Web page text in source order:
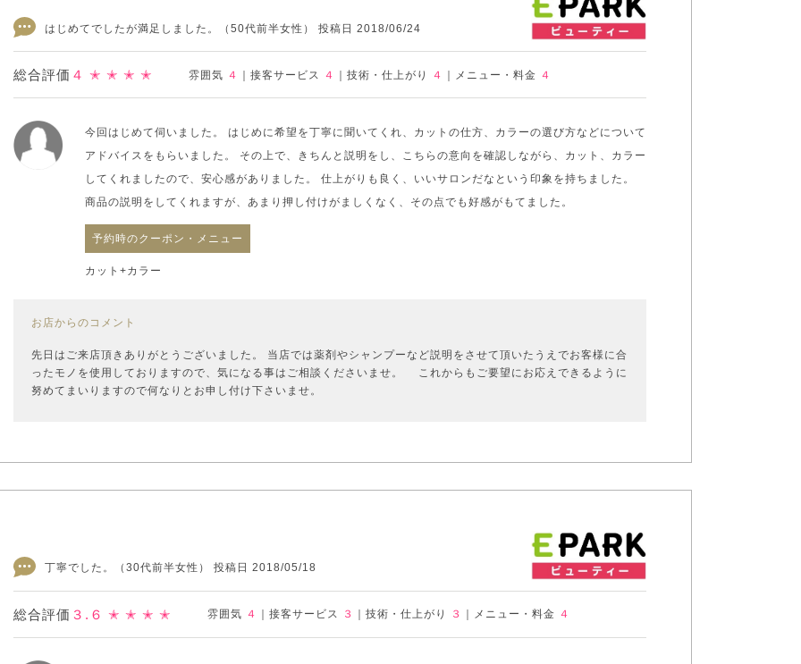
はじめてでしたが満足しました。 （50代前半女性） 投稿日 2018/06/24
総合評価 ４ ✭ ✭ ✭ ✭ 雰囲気 ４ 接客サービス ４ 技術・仕上がり ４ メニュー・料金 ４
今回はじめて伺いました。 はじめに希望を丁寧に聞いてくれ、カットの仕方、カラーの選び方などについて
アドバイスをもらいました。 その上で、きちんと説明をし、こちらの意向を確認しながら、カット、カラー
してくれましたので、安心感がありました。 仕上がりも良く、いいサロンだなという印象を持ちました。
商品の説明をしてくれますが、あまり押し付けがましくなく、その点でも好感がもてました。
予約時のクーポン・メニュー
カット+カラー
お店からのコメント
先日はご来店頂きありがとうございました。 当店では薬剤やシャンプーなど説明をさせて頂いたうえでお客様に合
ったモノを使用しておりますので、気になる事はご相談くださいませ。 これからもご要望にお応えできるように
努めてまいりますので何なりとお申し付け下さいませ。
丁寧でした。 （30代前半女性） 投稿日 2018/05/18
総合評価 ３.６ ✭ ✭ ✭ ✭ 雰囲気 ４ 接客サービス ３ 技術・仕上がり ３ メニュー・料金 ４